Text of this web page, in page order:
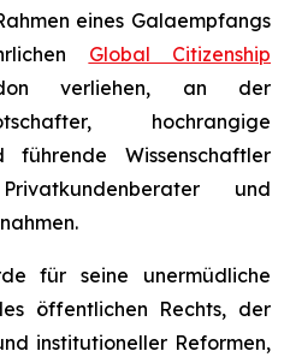
eines Galaempfangs
Global Citizenship
verliehen, an der
hochrangige
führende Wissenschaftler
und
für seine unermüdliche
öffentlichen Rechts, der
institutioneller Reformen,